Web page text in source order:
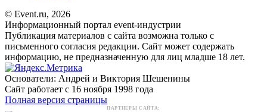
© Event.ru, 2026
Информационный портал event-индустрии
Публикация материалов с сайта возможна только с
письменного согласия редакции. Сайт может содержать
информацию, не предназначенную для лиц младше 18 лет.
Основатели: Андрей и Виктория Шешенины
Сайт работает с 16 ноября 1998 года
Полная версия страницы
ПАРТНЕРЫ САЙТА: